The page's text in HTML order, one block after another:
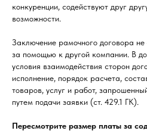
конкуренции, содействуют друг
возможности.
Заключение рамочного договора
за помощью к другой компании. В
условия взаимодействия сторон
исполнение, порядок расчета,
товаров, услуг и работ,
путем подачи заявки (ст. 429.1 ГК).
Пересмотрите размер платы за